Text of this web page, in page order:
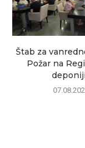
Štab za
Požar na